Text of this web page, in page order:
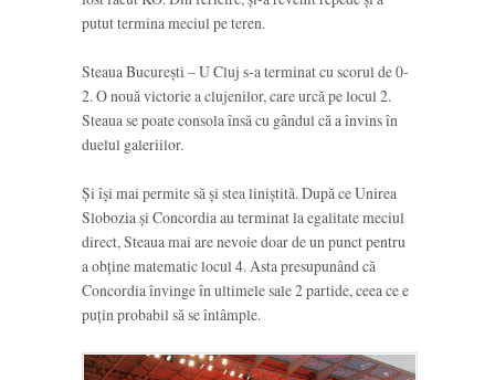
putut termina meciul pe teren.
Steaua București – U Cluj s-a terminat cu scorul de 0-
2. O nouă victorie a clujenilor, care urcă pe locul 2.
Steaua se poate consola însă cu gândul că a învins în
duelul galeriilor.
Și își mai permite să și stea liniștită. După ce Unirea
Slobozia și Concordia au terminat la egalitate meciul
direct, Steaua mai are nevoie doar de un punct pentru
a obține matematic locul 4. Asta presupunând că
Concordia învinge în ultimele sale 2 partide, ceea ce e
puțin probabil să se întâmple.